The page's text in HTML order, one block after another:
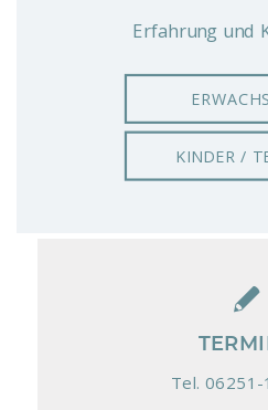
Erfahrung und
KINDER /
Tel.